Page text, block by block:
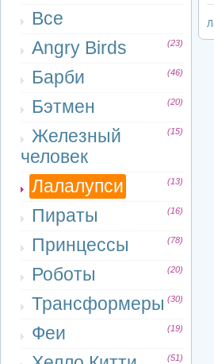
Все
Angry Birds
(23)
Барби (46)
Бэтмен (20)
Железный
человек
(15)
Лалалупси (13)
Пираты (16)
Принцессы (78)
Роботы (20)
Трансформеры (30)
Феи (19)
(51)